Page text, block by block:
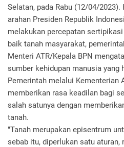
Selatan, pada Rabu (12/04/
arahan Presiden Republik
melakukan percepatan
baik tanah masyarakat,
Menteri ATR/Kepala BPN
sumber kehidupan manusia yang
Pemerintah melalui Kementerian
memberikan rasa keadilan bagi
salah satunya dengan
tanah.
"Tanah merupakan episentrum
sebab itu, diperlukan satu